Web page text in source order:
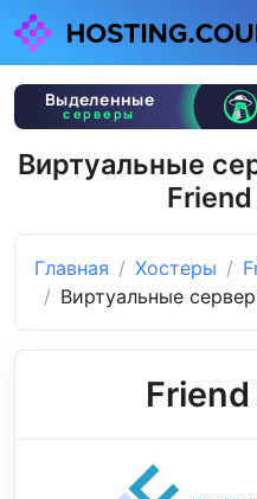
Виртуальные
Главная Хостеры
Виртуальные